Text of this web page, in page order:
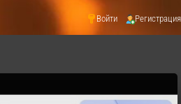
Войти Регистрация